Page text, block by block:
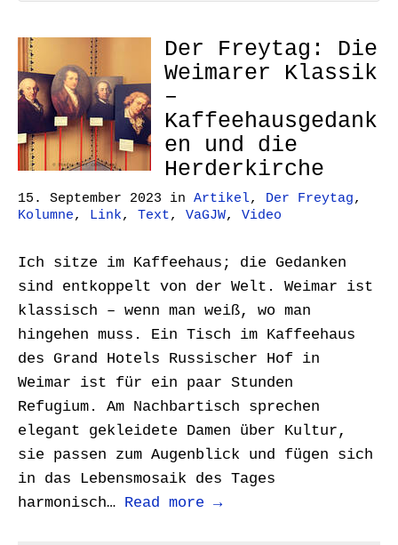
Der Freytag: Die
Weimarer Klassik
–
Kaffeehausgedank
en und die
Herderkirche
15. September 2023 in Artikel, Der Freytag,
Kolumne, Link, Text, VaGJW, Video
Ich sitze im Kaffeehaus; die Gedanken
sind entkoppelt von der Welt. Weimar ist
klassisch – wenn man weiß, wo man
hingehen muss. Ein Tisch im Kaffeehaus
des Grand Hotels Russischer Hof in
Weimar ist für ein paar Stunden
Refugium. Am Nachbartisch sprechen
elegant gekleidete Damen über Kultur,
sie passen zum Augenblick und fügen sich
in das Lebensmosaik des Tages
harmonisch… Read more →